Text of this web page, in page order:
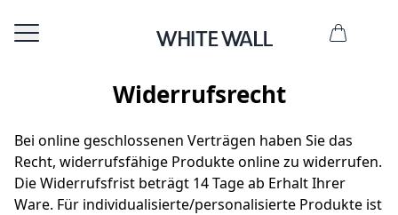
Widerrufsrecht
Bei online geschlossenen Verträgen haben Sie das
Recht, widerrufsfähige Produkte online zu widerrufen.
Die Widerrufsfrist beträgt 14 Tage ab Erhalt Ihrer
Ware. Für individualisierte/personalisierte Produkte ist